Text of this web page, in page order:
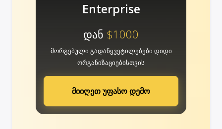
Enterprise
დან $1000
მორგებული გადაწყვეტილებები დიდი
ორგანიზაციებისთვის
მიიღეთ უფასო დემო